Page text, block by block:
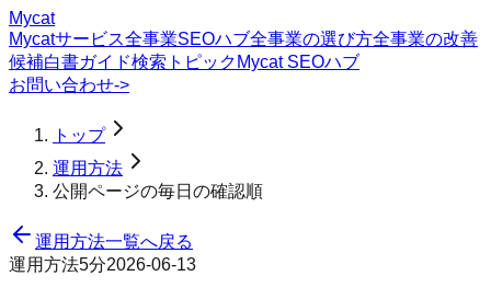
Mycat
Mycatサービス全事業SEOハブ全事業の選び方全事業の改善
候補白書ガイド検索トピック Mycat SEOハブ
お問い合わせ->
トップ
運用方法
公開ページの毎日の確認順
運用方法一覧へ戻る
運用方法5分2026-06-13